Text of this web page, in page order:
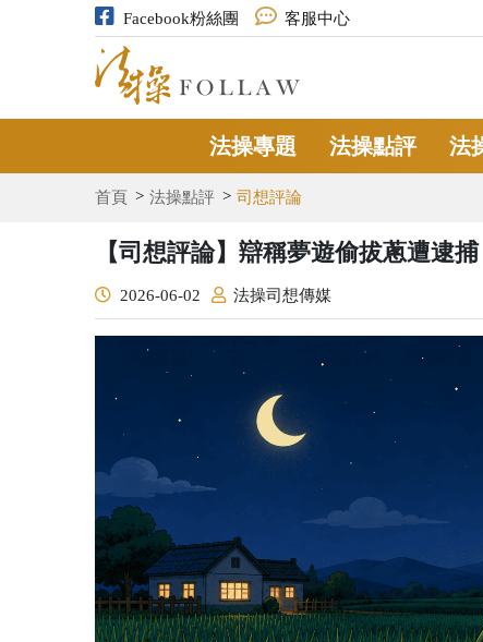
Facebook粉絲團 客服中心
法操專題 法操點評 法
首頁 法操點評 司想評論
【司想評論】辯稱夢遊偷拔蔥遭逮
2026-06-02 法操司想傳媒